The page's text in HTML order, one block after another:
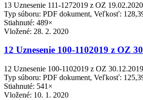
13 Uznesenie 111-1272019 z OZ
Typ súboru: PDF dokument, Veľkosť:
Stiahnuté: 489×
Vložené: 28. 2. 2020
12 Uznesenie 100-1102019 z OZ
12 Uznesenie 100-1102019 z OZ
Typ súboru: PDF dokument, Veľkosť:
Stiahnuté: 541×
Vložené: 10. 1. 2020